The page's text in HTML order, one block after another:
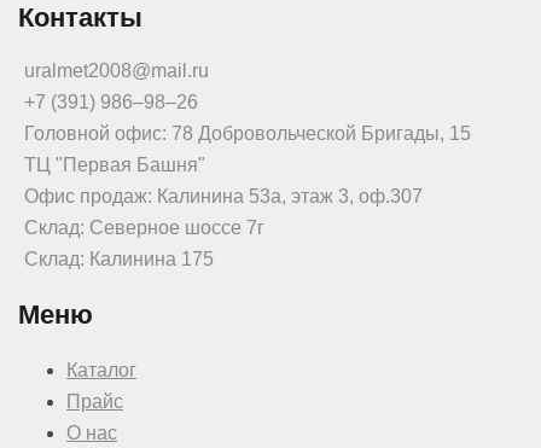
Контакты
uralmet2008@mail.ru
+7 (391) 986‒98‒26
Головной офис: 78 Добровольческой Бригады, 15
ТЦ "Первая Башня"
Офис продаж: Калинина 53а, этаж 3, оф.307
Склад: Северное шоссе 7г
Склад: Калинина 175
Меню
Каталог
Прайс
О нас